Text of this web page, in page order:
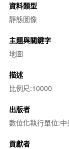
資料類型
靜態圖像
主題與關鍵字
地圖
描述
比例尺:10000
出版者
數位化執行單位:
貢獻者